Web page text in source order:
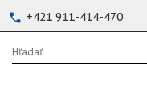
+421 911-414-470